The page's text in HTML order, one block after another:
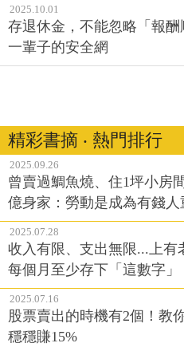
2025.10.01
存退休金，不能忽略「報
一輩子的安全網
精彩書摘 ‧ 熱門排行
2025.09.26
曾賣過鯛魚燒、住1坪小房
億身家：勞動是成為有錢人
2025.07.28
收入有限、支出無限...上
每個月至少存下「這數字」
2025.07.16
股票賣出的時機有2個！教
穩穩賺15%